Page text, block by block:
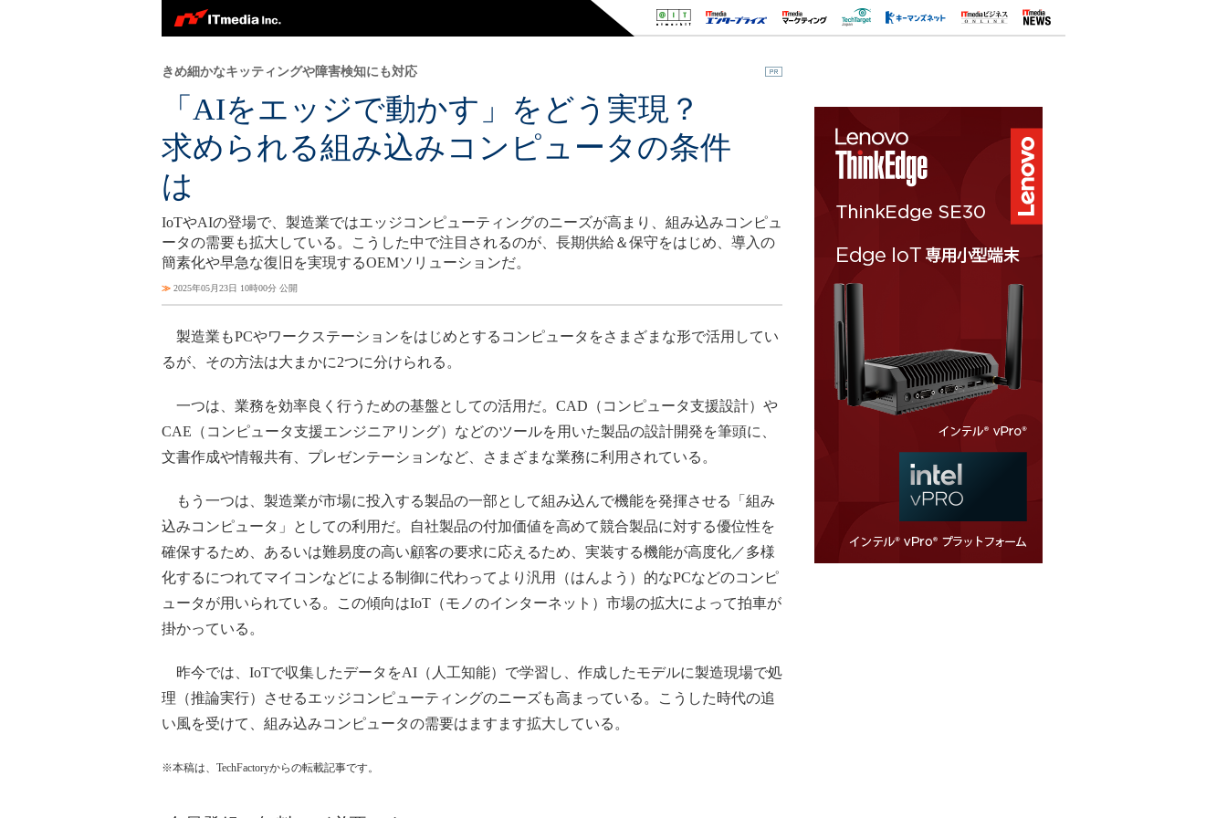
「AIをエッジで動かす」をどう実現？
求められる組み込みコンピュータの条件
は
きめ細かなキッティングや障害検知にも対応
IoTやAIの登場で、製造業ではエッジコンピューティングのニーズが高まり、組み込みコンピュ
ータの需要も拡大している。こうした中で注目されるのが、長期供給＆保守をはじめ、導入の
簡素化や早急な復旧を実現するOEMソリューションだ。
≫ 2025年05月23日 10時00分 公開
製造業もPCやワークステーションをはじめとするコンピュータをさまざまな形で活用してい
るが、その方法は大まかに2つに分けられる。
一つは、業務を効率良く行うための基盤としての活用だ。CAD（コンピュータ支援設計）や
CAE（コンピュータ支援エンジニアリング）などのツールを用いた製品の設計開発を筆頭に、
文書作成や情報共有、プレゼンテーションなど、さまざまな業務に利用されている。
もう一つは、製造業が市場に投入する製品の一部として組み込んで機能を発揮させる「組み
込みコンピュータ」としての利用だ。自社製品の付加価値を高めて競合製品に対する優位性を
確保するため、あるいは難易度の高い顧客の要求に応えるため、実装する機能が高度化／多様
化するにつれてマイコンなどによる制御に代わってより汎用（はんよう）的なPCなどのコンピ
ュータが用いられている。この傾向はIoT（モノのインターネット）市場の拡大によって拍車が
掛かっている。
昨今では、IoTで収集したデータをAI（人工知能）で学習し、作成したモデルに製造現場で処
理（推論実行）させるエッジコンピューティングのニーズも高まっている。こうした時代の追
い風を受けて、組み込みコンピュータの需要はますます拡大している。
※本稿は、TechFactoryからの転載記事です。